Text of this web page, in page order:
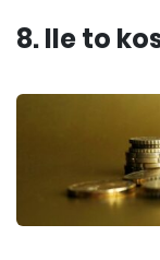
8. Ile to